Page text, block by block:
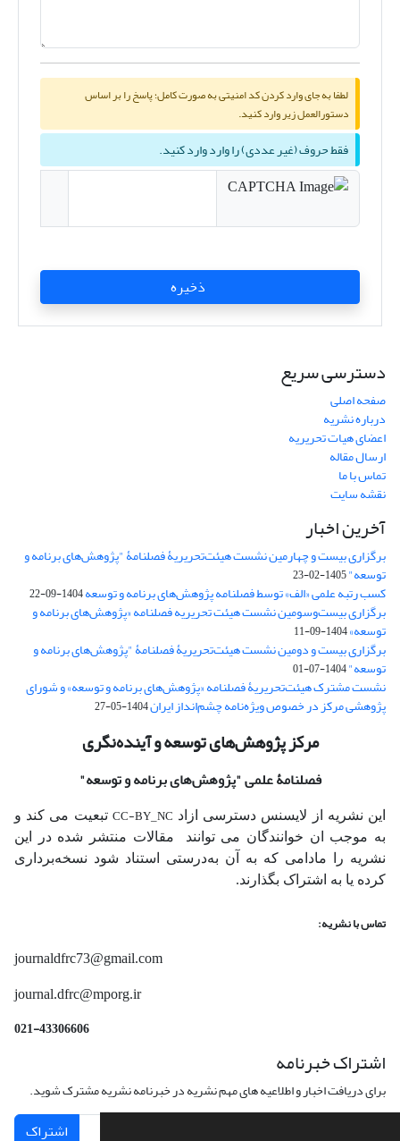
لطفا به جای وارد کردن کد امنیتی به صورت کامل؛ پاسخ را بر اساس
دستورالعمل زیر وارد کنید.
فقط حروف (غیر عددی) را وارد وارد کنید.
ذخیره
دسترسی سریع
صفحه اصلی
درباره نشریه
اعضای هیات تحریریه
ارسال مقاله
تماس با ما
نقشه سایت
آخرین اخبار
برگزاری بیست و چهارمین نشست هیئت‌تحریریۀ فصلنامۀ "پژوهش‌های برنامه و
توسعه"1405-02-23
کسب رتبه علمی «الف» توسط فصلنامه پژوهش‌های برنامه و توسعه1404-09-22
برگزاری بیست‌وسومین نشست هیئت‌ تحریریه فصلنامه «پژوهش‌های برنامه و
توسعه»1404-09-11
برگزاری بیست و دومین نشست هیئت‌تحریریۀ فصلنامۀ "پژوهش‌های برنامه و
توسعه"1404-07-01
نشست مشترک هیئت‌تحریریۀ فصلنامه «پژوهش‌های برنامه و توسعه» و شورای
پژوهشی مرکز در خصوص ویژه‌نامه چشم‌انداز ایران1404-05-27
مرکز پژوهش‌های توسعه و آینده‌نگری
فصلنامۀ علمی"پژوهش‌های برنامه و توسعه"
این نشریه از لایسنس دسترسی ازاد CC-BY_NC تبعیت می کند و
به موجب ان خوانندگان می توانند مقالات منتشر شده در این
نشریه را مادامی که به آن‌ به‌درستی استناد شود نسخه‌برداری
کرده یا به اشتراک بگذارند.
تماس با نشریه:
journaldfrc73@gmail.com
journal.dfrc@mporg.ir
021-43306606
اشتراک خبرنامه
برای دریافت اخبار و اطلاعیه های مهم نشریه در خبرنامه نشریه مشترک شوید.
اشتراک